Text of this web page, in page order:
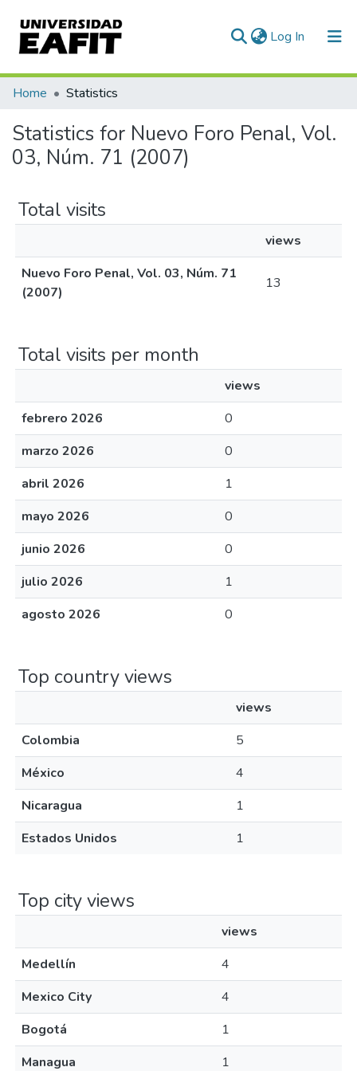
Log In (current)
Communities & Collections
All of DSpace
Home Statistics
Statistics for Nuevo Foro Penal, Vol.
03, Núm. 71 (2007)
Total visits
views
Nuevo Foro Penal, Vol. 03, Núm. 71
(2007)
13
Total visits per month
views
febrero 2026
0
marzo 2026
0
abril 2026
1
mayo 2026
0
junio 2026
0
julio 2026
1
agosto 2026
0
Top country views
views
Colombia
5
México
4
Nicaragua
1
Estados Unidos
1
Top city views
views
Medellín
4
Mexico City
4
Bogotá
1
Managua
1